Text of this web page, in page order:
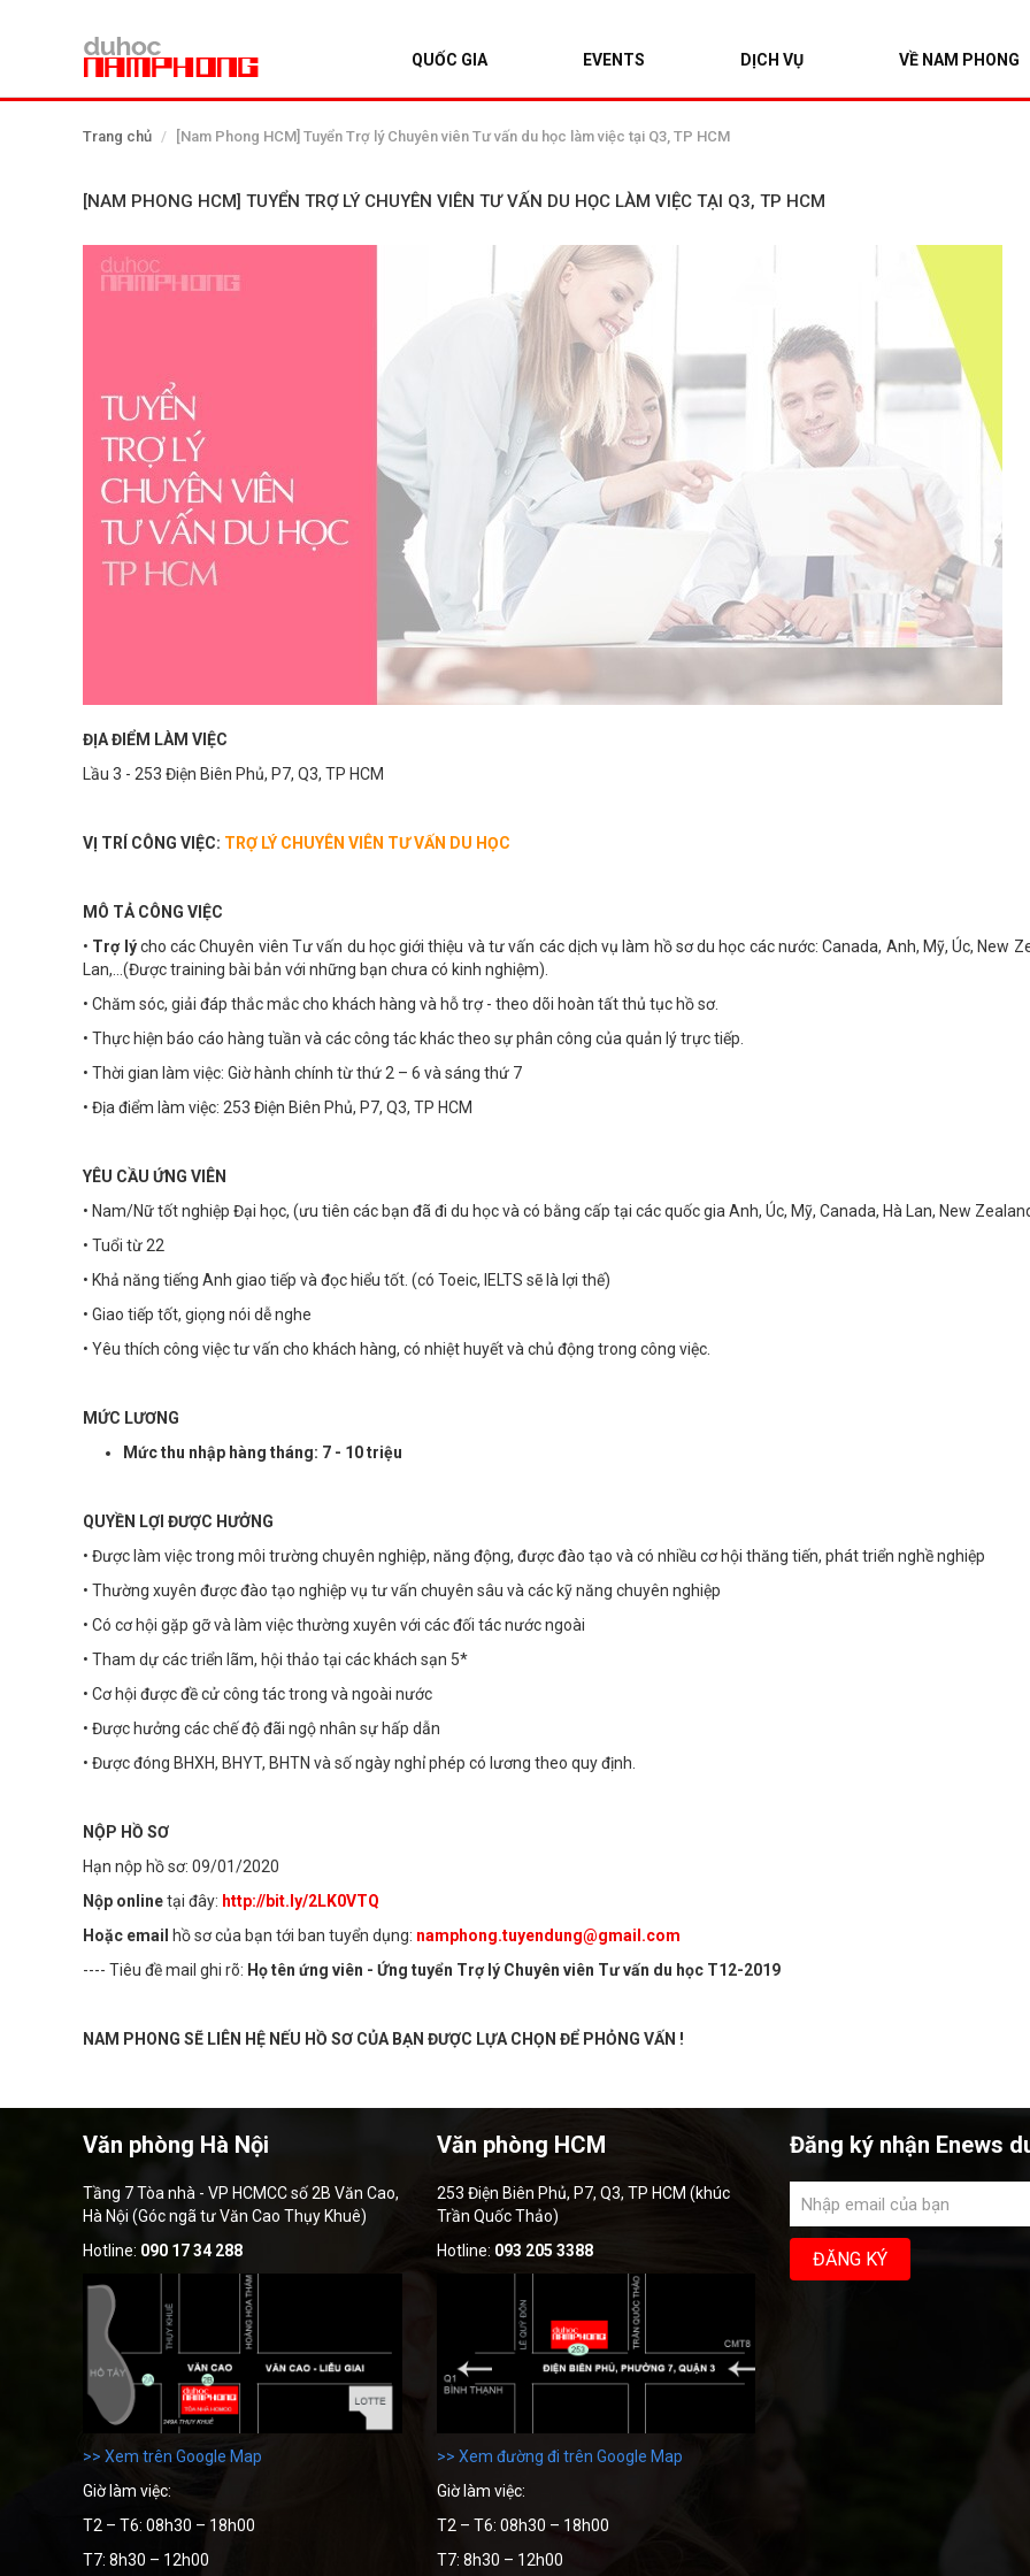
QUỐC GIA EVENTS DỊCH VỤ VỀ NAM PHONG
Trang chủ [Nam Phong HCM] Tuyển Trợ lý Chuyên viên Tư vấn du học làm việc tại Q3, TP HCM
[NAM PHONG HCM] TUYỂN TRỢ LÝ CHUYÊN VIÊN TƯ VẤN DU HỌC LÀM VIỆC TẠI Q3, TP HCM
ĐỊA ĐIỂM LÀM VIỆC
Lầu 3 - 253 Điện Biên Phủ, P7, Q3, TP HCM
VỊ TRÍ CÔNG VIỆC: TRỢ LÝ CHUYÊN VIÊN TƯ VẤN DU HỌC
MÔ TẢ CÔNG VIỆC
• Trợ lýcho các Chuyên viên Tư vấn du học giới thiệu và tư vấn các dịch vụ làm hồ sơ du học các nước: Canada, Anh, Mỹ, Úc, New
Lan,…(Được training bài bản với những bạn chưa có kinh nghiệm).
• Chăm sóc, giải đáp thắc mắc cho khách hàng và hỗ trợ - theo dõi hoàn tất thủ tục hồ sơ.
• Thực hiện báo cáo hàng tuần và các công tác khác theo sự phân công của quản lý trực tiếp.
• Thời gian làm việc: Giờ hành chính từ thứ 2 – 6 và sáng thứ 7
• Địa điểm làm việc: 253 Điện Biên Phủ, P7, Q3, TP HCM
YÊU CẦU ỨNG VIÊN
• Nam/Nữ tốt nghiệp Đại học, (ưu tiên các bạn đã đi du học và có bằng cấp tại các quốc gia Anh, Úc, Mỹ, Canada, Hà Lan, New
• Tuổi từ 22
• Khả năng tiếng Anh giao tiếp và đọc hiểu tốt. (có Toeic, IELTS sẽ là lợi thế)
• Giao tiếp tốt, giọng nói dễ nghe
• Yêu thích công việc tư vấn cho khách hàng, có nhiệt huyết và chủ động trong công việc.
MỨC LƯƠNG
Mức thu nhập hàng tháng: 7 - 10 triệu
QUYỀN LỢI ĐƯỢC HƯỞNG
• Được làm việc trong môi trường chuyên nghiệp, năng động, được đào tạo và có nhiều cơ hội thăng tiến, phát triển nghề nghiệp
• Thường xuyên được đào tạo nghiệp vụ tư vấn chuyên sâu và các kỹ năng chuyên nghiệp
• Có cơ hội gặp gỡ và làm việc thường xuyên với các đối tác nước ngoài
• Tham dự các triển lãm, hội thảo tại các khách sạn 5*
• Cơ hội được đề cử công tác trong và ngoài nước
• Được hưởng các chế độ đãi ngộ nhân sự hấp dẫn
• Được đóng BHXH, BHYT, BHTN và số ngày nghỉ phép có lương theo quy định.
NỘP HỒ SƠ
Hạn nộp hồ sơ: 09/01/2020
Nộp onlinetại đây: http://bit.ly/2LK0VTQ
Hoặc email
hồ sơ của bạn tới ban tuyển dụng: namphong.tuyendung@gmail.com
---- Tiêu đề mail ghi rõ: Họ tên ứng viên - Ứng tuyển Trợ lý Chuyên viên Tư vấn du học T12-2019
NAM PHONG SẼ LIÊN HỆ NẾU HỒ SƠ CỦA BẠN ĐƯỢC LỰA CHỌN ĐỂ PHỎNG VẤN !
Văn phòng Hà Nội
Tầng 7 Tòa nhà - VP HCMCC số 2B Văn Cao,
Hà Nội (Góc ngã tư Văn Cao Thụy Khuê)
Hotline: 090 17 34 288
>> Xem trên Google Map
Giờ làm việc:
T2 – T6: 08h30 – 18h00
T7: 8h30 – 12h00
Văn phòng HCM
253 Điện Biên Phủ, P7, Q3, TP HCM (khúc
Trần Quốc Thảo)
Hotline: 093 205 3388
>> Xem đường đi trên Google Map
Giờ làm việc:
T2 – T6: 08h30 – 18h00
T7: 8h30 – 12h00
Đăng ký nhận Enews
TRANG CHỦ
EVENTS
DỊCH VỤ